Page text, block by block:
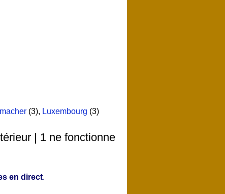
(3), Luxembourg (3)
| 1 ne fonctionne
en direct.